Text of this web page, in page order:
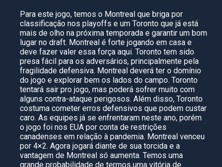
Para este jogo, temos o Montreal que briga por
classificação nos playoffs e um Toronto que já está
mais de olho na próxima temporada e garantir um bom
lugar no draft. Montreal é forte jogando em casa e
deve fazer valer essa força aqui. Toronto tem sido
presa fácil para os adversários, principalmente pela
fragilidade defensiva. Montreal deverá ter o domínio
do jogo e explorar bem os lados do campo. Toronto
tentará sair pro jogo, mas poderá sofrer muito com
alguns contra-ataque perigosos. Além disso, Toronto
costuma cometer erros defensivos que podem custar
caro. As equipes já se enfrentaram neste ano, porém
o jogo foi nos EUA por conta de restrições
canadenses em relação à pandemia. Montreal venceu
por 4×2. Agora jogará diante de sua torcida e a
vantagem de Montreal só aumenta. Temos uma
grande probabilidade de termos uma vitória de